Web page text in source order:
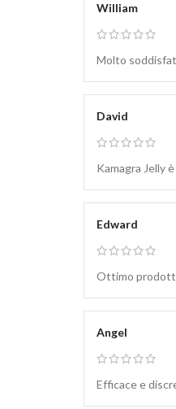
William
Molto
David
Kamagra Jelly
Edward
Ottimo
Angel
Efficace e